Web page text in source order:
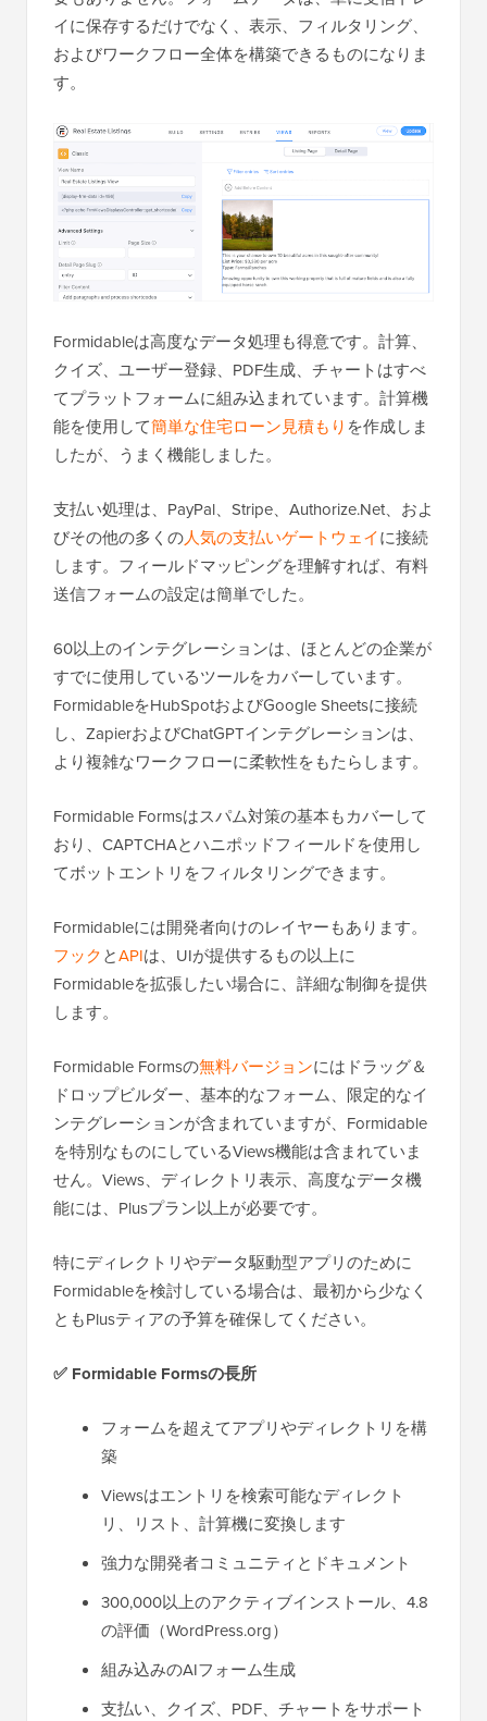
イに保存するだけでなく、表示、フィルタリング、
およびワークフロー全体を構築できるものになりま
す。
Formidableは高度なデータ処理も得意です。計算、
クイズ、ユーザー登録、PDF生成、チャートはすべ
てプラットフォームに組み込まれています。計算機
能を使用して簡単な住宅ローン見積もり を作成しま
したが、うまく機能しました。
支払い処理は、PayPal、Stripe、Authorize.Net、およ
びその他の多くの人気の支払いゲートウェイに接続
します。フィールドマッピングを理解すれば、有料
送信フォームの設定は簡単でした。
60以上のインテグレーションは、ほとんどの企業が
すでに使用しているツールをカバーしています。
FormidableをHubSpotおよびGoogle Sheetsに接続
し、ZapierおよびChatGPTインテグレーションは、
より複雑なワークフローに柔軟性をもたらします。
Formidable Formsはスパム対策の基本もカバーして
おり、CAPTCHAとハニポッドフィールドを使用し
てボットエントリをフィルタリングできます。
Formidableには開発者向けのレイヤーもあります。
フックとAPIは、UIが提供するもの以上に
Formidableを拡張したい場合に、詳細な制御を提供
します。
Formidable Formsの無料バージョンにはドラッグ＆
ドロップビルダー、基本的なフォーム、限定的なイ
ンテグレーションが含まれていますが、Formidable
を特別なものにしているViews機能は含まれていま
せん。Views、ディレクトリ表示、高度なデータ機
能には、Plusプラン以上が必要です。
特にディレクトリやデータ駆動型アプリのために
Formidableを検討している場合は、最初から少なく
ともPlusティアの予算を確保してください。
✅ Formidable Formsの長所
フォームを超えてアプリやディレクトリを構
築
Viewsはエントリを検索可能なディレクト
リ、リスト、計算機に変換します
強力な開発者コミュニティとドキュメント
300,000以上のアクティブインストール、4.8
の評価（WordPress.org）
組み込みのAIフォーム生成
支払い、クイズ、PDF、チャートをサポート